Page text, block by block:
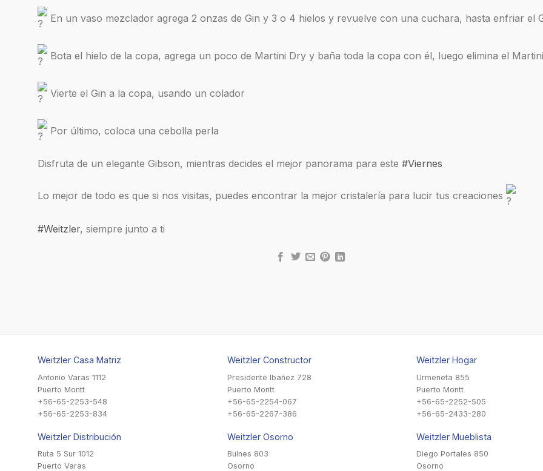
En un vaso mezclador agrega 2 onzas de Gin y 3 o 4 hielos y revuelve con una cuchara, hasta enfriar el
Bota el hielo de la copa, agrega un poco de Martini Dry y baña toda la copa con él, luego elimina el Martini
Vierte el Gin a la copa, usando un colador
Por último, coloca una cebolla perla
Disfruta de un elegante Gibson, mientras decides el mejor panorama para este #Viernes
Lo mejor de todo es que si nos visitas, puedes encontrar la mejor cristalería para lucir tus creaciones
#Weitzler, siempre junto a ti
Weitzler Casa Matriz
Antonio Varas 1112
Puerto Montt
+56-65-2253-548
+56-65-2253-834
Weitzler Distribución
Ruta 5 Sur 1012
Puerto Varas
Weitzler Constructor
Presidente Ibañez 728
Puerto Montt
+56-65-2254-067
+56-65-2267-386
Weitzler Osorno
Bulnes 803
Osorno
Weitzler Hogar
Urmeneta 855
Puerto Montt
+56-65-2252-505
+56-65-2433-280
Weitzler Mueblista
Diego Portales 850
Osorno